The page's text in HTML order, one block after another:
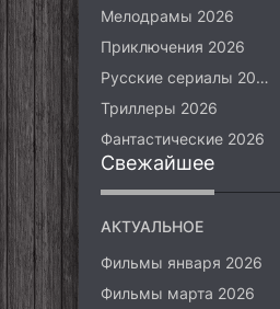
Мелодрамы 2026
Приключения 2026
Русские сериалы 2026
Триллеры 2026
Фантастические 2026
Свежайшее
АКТУАЛЬНОЕ
Фильмы января 2026
Фильмы марта 2026